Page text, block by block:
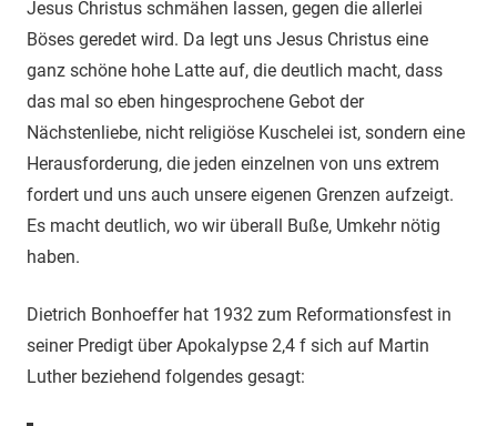
Jesus Christus schmähen lassen, gegen die allerlei
Böses geredet wird. Da legt uns Jesus Christus eine
ganz schöne hohe Latte auf, die deutlich macht, dass
das mal so eben hingesprochene Gebot der
Nächstenliebe, nicht religiöse Kuschelei ist, sondern eine
Herausforderung, die jeden einzelnen von uns extrem
fordert und uns auch unsere eigenen Grenzen aufzeigt.
Es macht deutlich, wo wir überall Buße, Umkehr nötig
haben.
Dietrich Bonhoeffer hat 1932 zum Reformationsfest in
seiner Predigt über Apokalypse 2,4 f sich auf Martin
Luther beziehend folgendes gesagt: